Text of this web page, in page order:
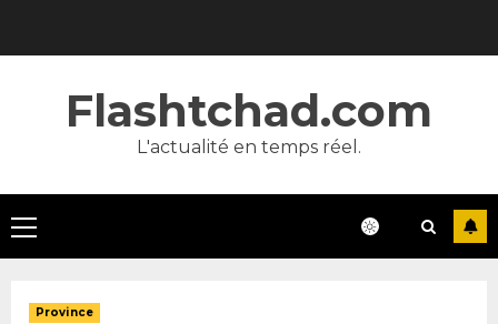
Flashtchad.com
L'actualité en temps réel.
Primary
Menu
Province